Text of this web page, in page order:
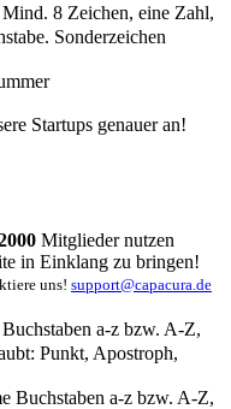
Mind. 8 Zeichen, eine Zahl,
Sonderzeichen
Startups genauer an!
Mitglieder nutzen
in Einklang zu bringen!
uns! support@capacura.de
Buchstaben a-z bzw. A-Z,
Punkt, Apostroph,
Buchstaben a-z bzw. A-Z,